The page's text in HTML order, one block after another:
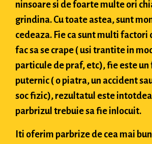
ninsoare si de foarte multe ori
grindina. Cu toate astea, sunt
cedeaza. Fie ca sunt multi factori
fac sa se crape ( usi trantite in
particule de praf, etc), fie este
puternic ( o piatra, un accident
soc fizic), rezultatul este
parbrizul trebuie sa fie inlocuit.
Iti oferim parbrize de cea mai